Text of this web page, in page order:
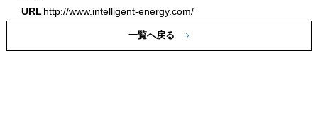
URL http://www.intelligent-energy.com/
一覧へ戻る